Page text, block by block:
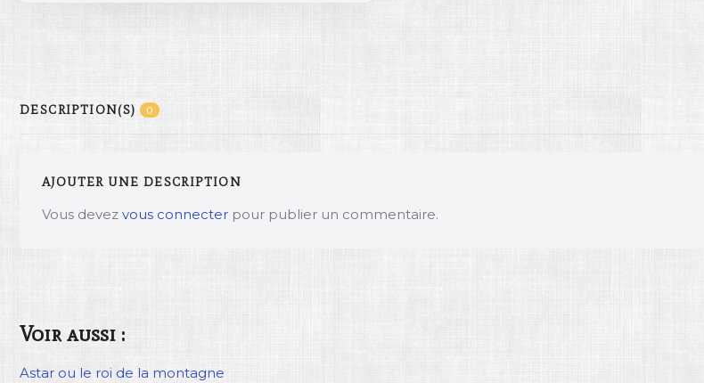
DESCRIPTION(S) 0
AJOUTER UNE DESCRIPTION
Vous devez vous connecter pour publier un commentaire.
Voir aussi :
Astar ou le roi de la montagne